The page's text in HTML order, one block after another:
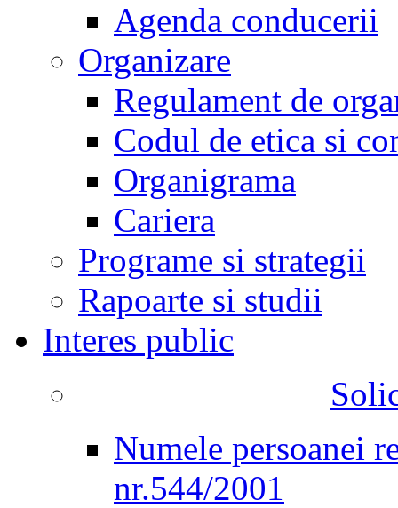
Agenda conducerii
Organizare
Regulament de
Codul de etica si
Organigrama
Cariera
Programe si strategii
Rapoarte si studii
Interes public
Numele persoanei
nr.544/2001